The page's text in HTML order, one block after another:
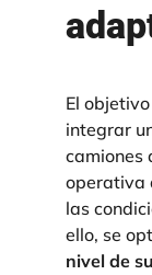
El
integrar
camiones
operativa
las
ello, se
nivel de